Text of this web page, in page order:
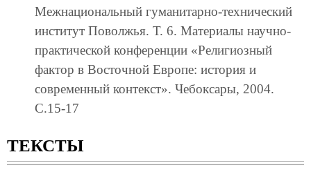
Межнациональный гуманитарно-технический
институт Поволжья. Т. 6. Материалы научно-
практической конференции «Религиозный
фактор в Восточной Европе: история и
современный контекст». Чебоксары, 2004.
С.15-17
ТЕКСТЫ